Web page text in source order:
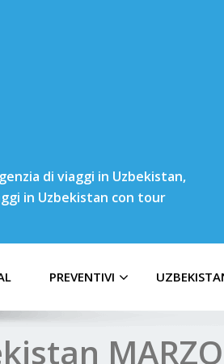
di viaggi in Uzbekistan,
in Uzbekistan con tour
PREVENTIVI
MARZO